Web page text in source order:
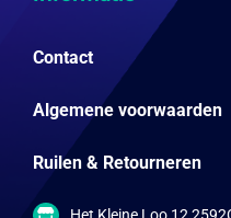
Contact
Algemene voorwaarden
Ruilen & Retourneren
Het Kleine Loo 12